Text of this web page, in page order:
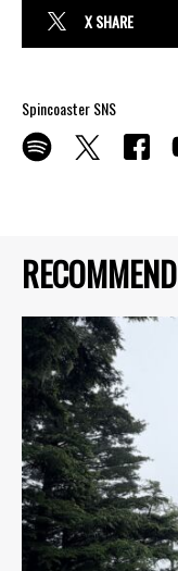
RECOMMEND
X SHARE
Spincoaster SNS